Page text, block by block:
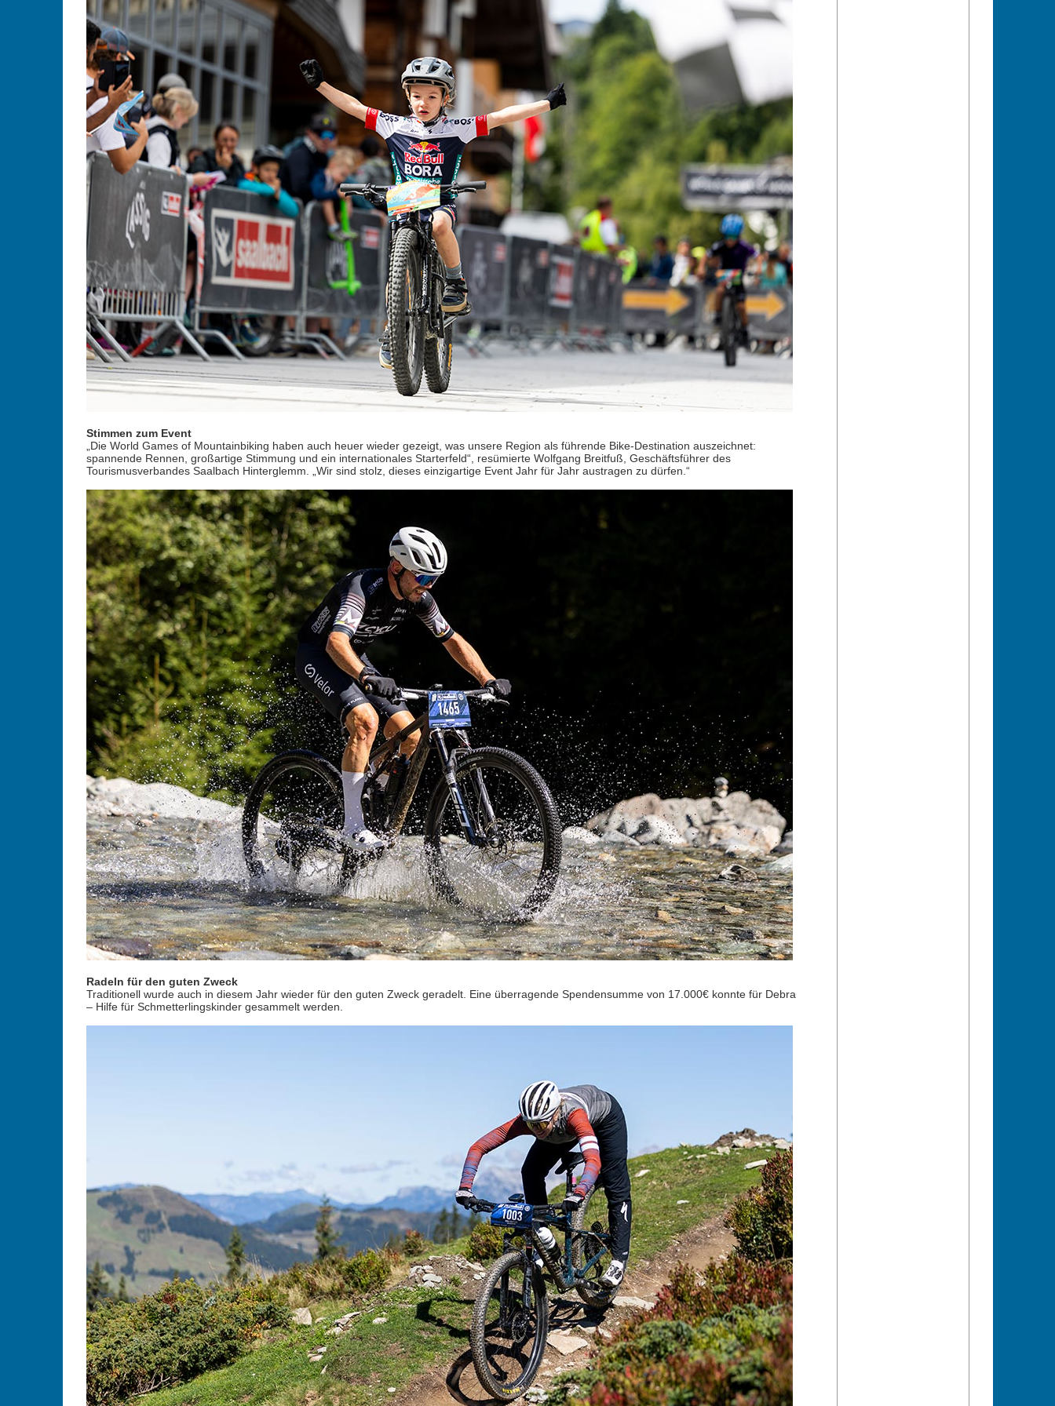
Stimmen zum Event
„Die World Games of Mountainbiking haben auch heuer wieder gezeigt, was unsere Region als führende Bike-Destination auszeichnet:
spannende Rennen, großartige Stimmung und ein internationales Starterfeld“, resümierte Wolfgang Breitfuß, Geschäftsführer des
Tourismusverbandes Saalbach Hinterglemm. „Wir sind stolz, dieses einzigartige Event Jahr für Jahr austragen zu dürfen.“
Radeln für den guten Zweck
Traditionell wurde auch in diesem Jahr wieder für den guten Zweck geradelt. Eine überragende Spendensumme von 17.000€ konnte für Debra
– Hilfe für Schmetterlingskinder gesammelt werden.